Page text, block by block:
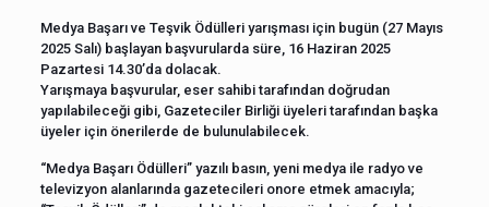
Medya Başarı ve Teşvik Ödülleri yarışması için bugün (27 Mayıs
2025 Salı) başlayan başvurularda süre, 16 Haziran 2025
Pazartesi 14.30’da dolacak.
Yarışmaya başvurular, eser sahibi tarafından doğrudan
yapılabileceği gibi, Gazeteciler Birliği üyeleri tarafından başka
üyeler için önerilerde de bulunulabilecek.
“Medya Başarı Ödülleri” yazılı basın, yeni medya ile radyo ve
televizyon alanlarında gazetecileri onore etmek amacıyla;